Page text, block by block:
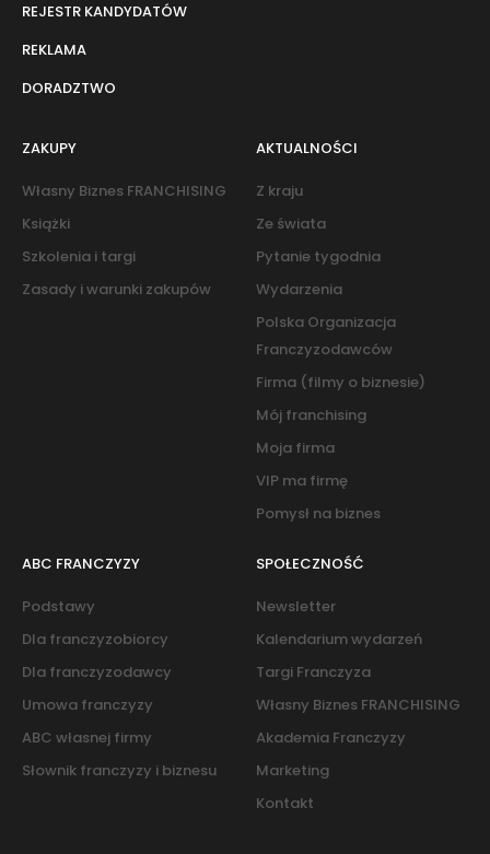
REJESTR KANDYDATÓW
REKLAMA
DORADZTWO
ZAKUPY
Własny Biznes FRANCHISING
Książki
Szkolenia i targi
Zasady i warunki zakupów
AKTUALNOŚCI
Z kraju
Ze świata
Pytanie tygodnia
Wydarzenia
Polska Organizacja
Franczyzodawców
Firma (filmy o biznesie)
Mój franchising
Moja firma
VIP ma firmę
Pomysł na biznes
ABC FRANCZYZY
Podstawy
Dla franczyzobiorcy
Dla franczyzodawcy
Umowa franczyzy
ABC własnej firmy
Słownik franczyzy i biznesu
SPOŁECZNOŚĆ
Newsletter
Kalendarium wydarzeń
Targi Franczyza
Własny Biznes FRANCHISING
Akademia Franczyzy
Marketing
Kontakt